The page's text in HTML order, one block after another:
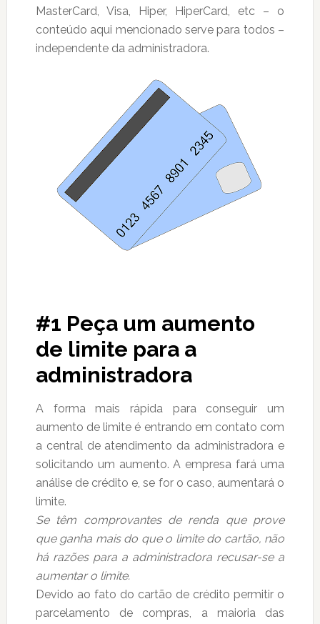
MasterCard, Visa, Hiper, HiperCard, etc – o
conteúdo aqui mencionado serve para todos –
independente da administradora.
#1 Peça um aumento
de limite para a
administradora
A forma mais rápida para conseguir um
aumento de limite é entrando em contato com
a central de atendimento da administradora e
solicitando um aumento. A empresa fará uma
análise de crédito e, se for o caso, aumentará o
limite.
Se têm comprovantes de renda que prove
que ganha mais do que o limite do cartão, não
há razões para a administradora recusar-se a
aumentar o limite.
Devido ao fato do cartão de crédito permitir o
parcelamento de compras, a maioria das